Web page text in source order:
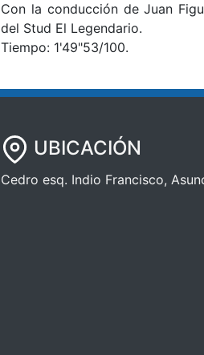
Con la conducción de Juan
del Stud El Legendario.
Tiempo: 1'49"53/100.
UBICACIÓN
Cedro esq. Indio Francisco,